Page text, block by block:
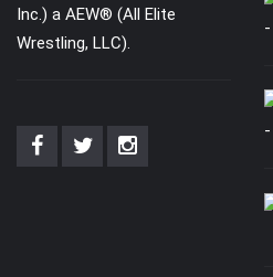
Inc.) a AEW® (All Elite
Wrestling, LLC).